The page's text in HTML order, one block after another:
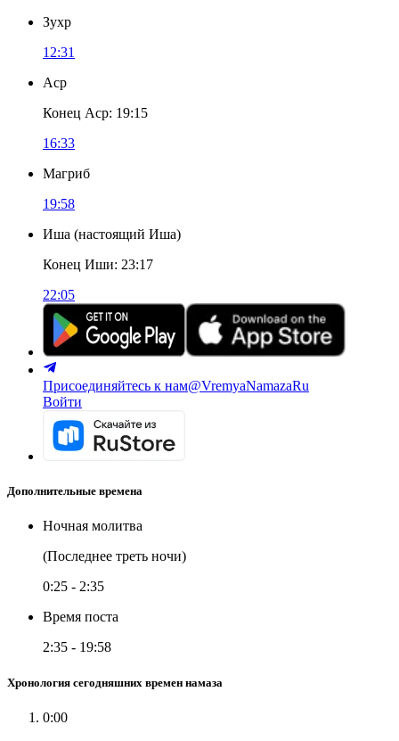
Зухр
12:31
Аср
Конец Аср: 19:15
16:33
Магриб
19:58
Иша (настоящий Иша)
Конец Иши: 23:17
22:05
Присоединяйтесь к нам@VremyaNamazaRu
Войти
Дополнительные времена
Ночная молитва
(Последнее треть ночи)
0:25 - 2:35
Время поста
2:35 - 19:58
Хронология сегодняшних времен намаза
0:00